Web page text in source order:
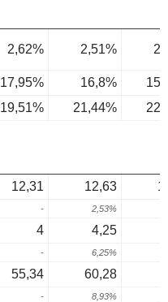
2,62% 2,51%
17,95% 16,8%
19,51% 21,44%
12,31 12,63
- 2,53%
4 4,25
- 6,25%
55,34 60,28
- 8,93%